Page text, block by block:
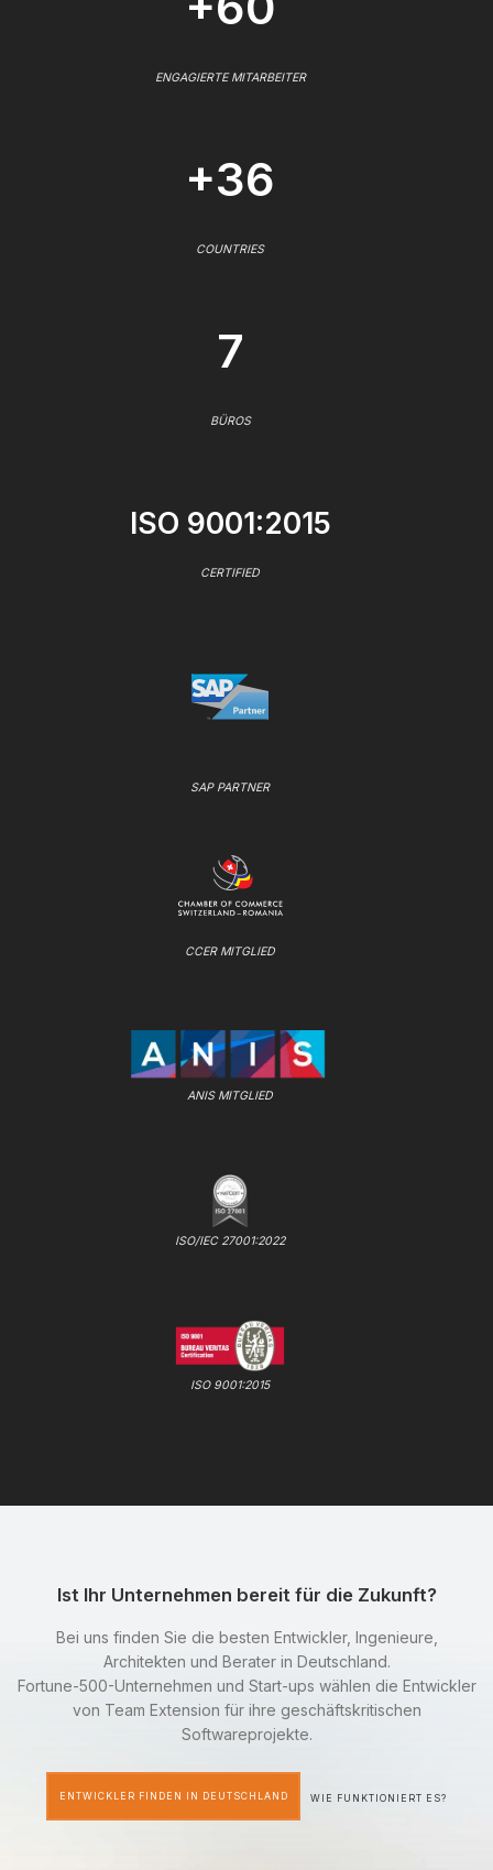
ENGAGIERTE MITARBEITER
+36
COUNTRIES
7
BÜROS
ISO 9001:2015
CERTIFIED
SAP PARTNER
CCER MITGLIED
ANIS MITGLIED
ISO/IEC 27001:2022
ISO 9001:2015
Ist Ihr Unternehmen bereit für die Zukunft?
Bei uns finden Sie die besten Entwickler, Ingenieure,
Architekten und Berater in Deutschland.
Fortune-500-Unternehmen und Start-ups wählen die Entwickler
von Team Extension für ihre geschäftskritischen
Softwareprojekte.
ENTWICKLER FINDEN IN DEUTSCHLAND WIE FUNKTIONIERT ES?